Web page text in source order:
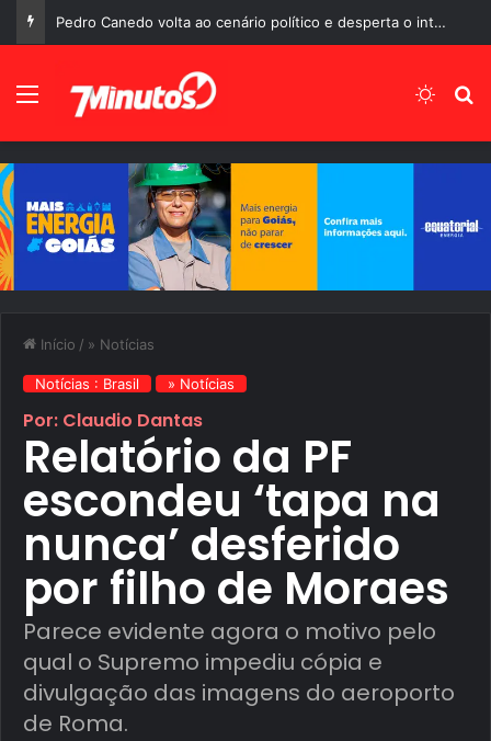
Pedro Canedo volta ao cenário político e desperta o interesse de diferentes gerações em Goiás
Menu
Início / » Notícias
Notícias : Brasil » Notícias
Por: Claudio Dantas
Relatório da PF
escondeu ‘tapa na
nunca’ desferido
por filho de Moraes
Parece evidente agora o motivo pelo
qual o Supremo impediu cópia e
divulgação das imagens do aeroporto
de Roma.